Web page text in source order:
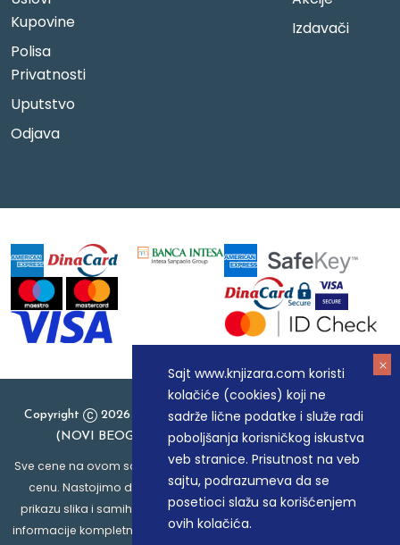
Sajt www.knjizara.com koristi
kolačiće (cookies) koji ne
sadrže lične podatke i služe radi
poboljšanja korisničkog iskustva
veb stranice. Prisutnost na veb
sajtu, podrazumeva da se
posetioci slažu sa korišćenjem
ovih kolačića.
Kupovine
Polisa
Privatnosti
Uputstvo
Odjava
Izdavači
Copyright
2026 Knjizara.com - MAKART DOO BEOGRAD
(NOVI BEOGRAD), PIB: 105184104, MB: 20337524
Sve cene na ovom sajtu iskazane su u dinarima. PDV je uračunat u
cenu. Nastojimo da budemo što precizniji u opisu proizvoda,
prikazu slika i samih cena, ali ne možemo garantovati da su sve
informacije kompletne i bez grešaka. Svi artikli prikazani na sajtu su